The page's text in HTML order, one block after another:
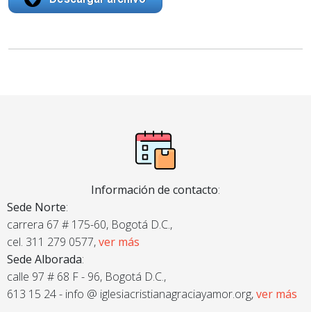
Información de contacto:
Sede Norte:
carrera 67 # 175-60, Bogotá D.C.,
cel. 311 279 0577,ver más
Sede Alborada:
calle 97 # 68 F - 96, Bogotá D.C.,
613 15 24 - info @ iglesiacristianagraciayamor.org,ver más